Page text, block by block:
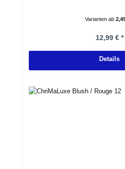
Varianten ab
12,99 € *
Details